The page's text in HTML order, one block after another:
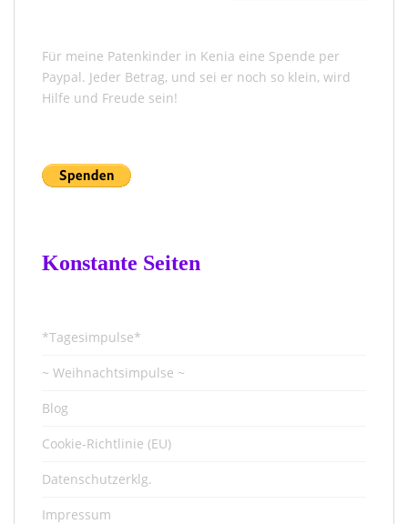
Für meine Patenkinder in Kenia eine Spende per
Paypal. Jeder Betrag, und sei er noch so klein, wird
Hilfe und Freude sein!
Konstante Seiten
*Tagesimpulse*
~ Weihnachtsimpulse ~
Blog
Cookie-Richtlinie (EU)
Datenschutzerklg.
Impressum